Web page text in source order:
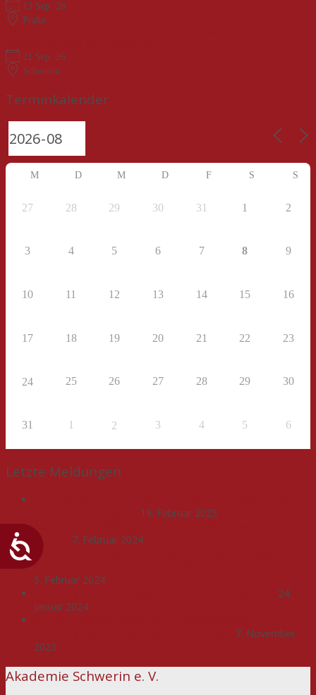
13 Sep. 26
Praha
21 Sep. 26
Schwerin
Terminkalender
M D M D F S S
27 28 29 30 31 1 2
3 4 5 6 7 8 9
10 11 12 13 14 15 16
17 18 19 20 21 22 23
24 25 26 27 28 29 30
31 1 2 3 4 5 6
Letzte Meldungen
19. Februar 2025
Ausstellungseröffnung und Abendveranstaltung am 27.
Februar
7. Februar 2024
Aktiv und entschlossen für unsere Demokratie: Akademie
Schwerin unterstützt Aufruf von „WIR. Erfolg braucht Vielfalt“
5. Februar 2024
24.
Januar 2024
7. November
2023
Akademie Schwerin e. V.